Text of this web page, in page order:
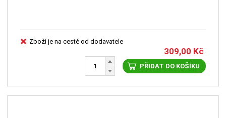
Zboží je na cestě od dodavatele
309,00 Kč
PŘIDAT DO KOŠÍKU